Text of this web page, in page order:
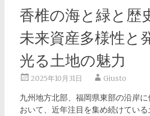
香椎の海と緑と歴
未来資産多様性と
光る土地の魅力
2025年10月31日 Giusto
九州地方北部、福岡県東部の沿岸
おいて、近年注目を集め続けてい